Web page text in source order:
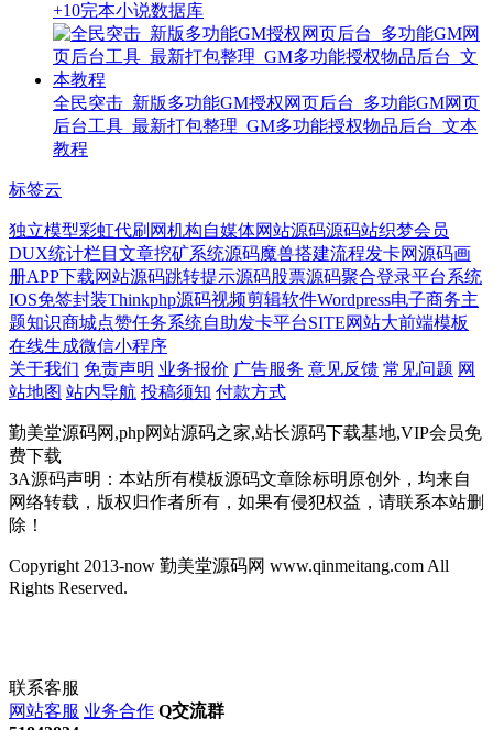
+10完本小说数据库
全民突击_新版多功能GM授权网页后台_多功能GM网页
后台工具_最新打包整理_GM多功能授权物品后台_文本
教程
标签云
独立模型彩虹代刷网机构自媒体网站源码源码站织梦会员
DUX统计栏目文章挖矿系统源码魔兽搭建流程发卡网源码画
册APP下载网站源码跳转提示源码股票源码聚合登录平台系统
IOS免签封装Thinkphp源码视频剪辑软件Wordpress电子商务主
题知识商城点赞任务系统自助发卡平台SITE网站大前端模板
在线生成微信小程序
关于我们 免责声明 业务报价 广告服务 意见反馈 常见问题 网
站地图 站内导航 投稿须知 付款方式
勤美堂源码网,php网站源码之家,站长源码下载基地,VIP会员免
费下载
3A源码声明：本站所有模板源码文章除标明原创外，均来自
网络转载，版权归作者所有，如果有侵犯权益，请联系本站删
除！
Copyright 2013-now 勤美堂源码网 www.qinmeitang.com All
Rights Reserved.
联系客服
网站客服 业务合作 Q交流群